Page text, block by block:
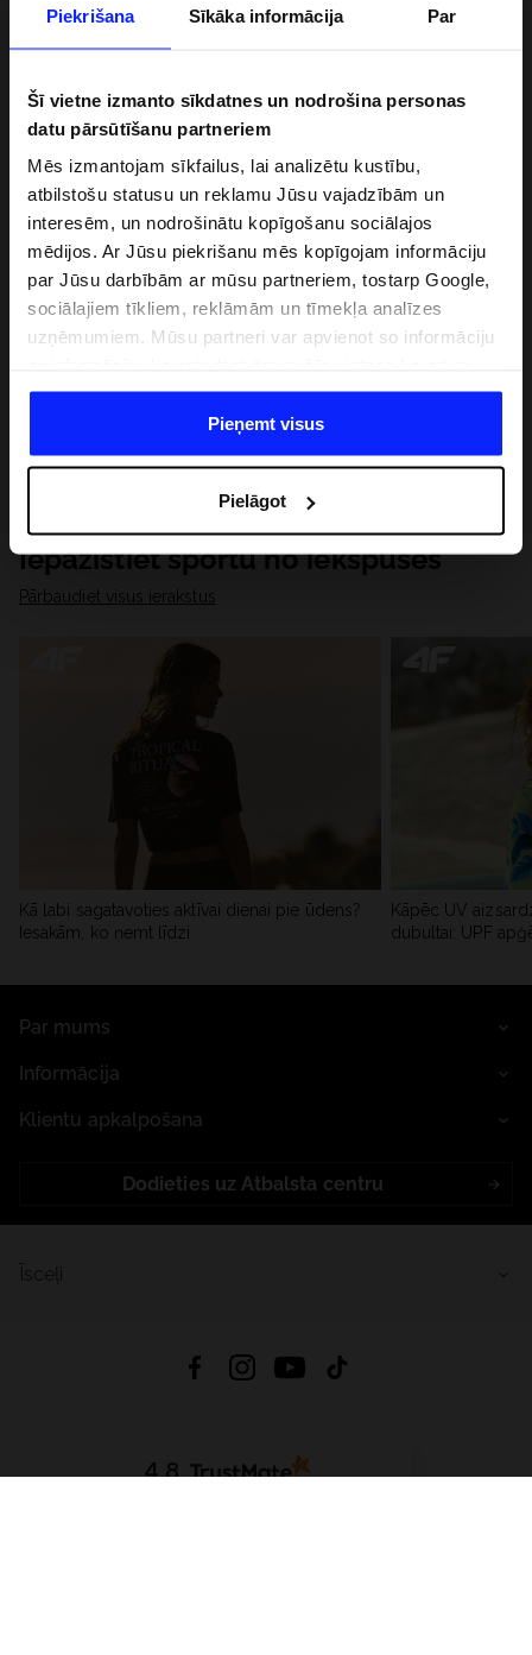
Piekrišana Sīkāka informācija Par
Šī vietne izmanto sīkdatnes un nodrošina personas
datu pārsūtīšanu partneriem
Mēs izmantojam sīkfailus, lai analizētu kustību,
atbilstošu statusu un reklamu Jūsu vajadzībām un
interesēm, un nodrošinātu kopīgošanu sociālajos
mēdijos. Ar Jūsu piekrišanu mēs kopīgojam informāciju
par Jūsu darbībām ar mūsu partneriem, tostarp Google,
sociālajiem tīkliem, reklāmām un tīmekļa analīzes
uzņēmumiem. Mūsu partneri var apvienot so informāciju
datiem, ko viņi iegūst, izmantojot viņu pakalpojumus. Ar
Jūsu atļauju, mēs varam pārsūtīt Jūsu personas datus
saviem partneriem, lai uzlabotu veidu, kadā tiek rādīta
saturu un uzlabotu mūsu partneru piedāvātos risinajumus
( piem. socialos tīklus). Detalizētu informāciju var atrast
mūsu Privātuma politikā un sadaļā "Detaļas".
Pieņemt visus
Pielāgot
Iepazīstiet sportu no iekšpuses
Pārbaudiet visus ierakstus
Kā labi sagatavoties aktīvai dienai pie ūdens?
Iesakām, ko ņemt līdzi
Kāpēc UV
dubultai: UPF
Par mums
Informācija
Klientu apkalpošana
Dodieties uz Atbalsta centru
4.8